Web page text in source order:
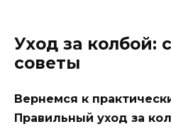
Уход за колбой:
советы
Вернемся к
Правильный уход за